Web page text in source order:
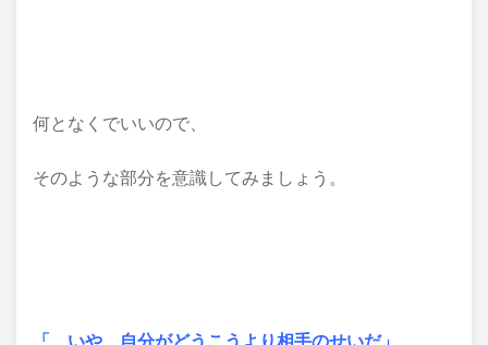
何となくでいいので、
そのような部分を意識してみましょう。
「…いや、自分がどうこうより相手のせいだ」